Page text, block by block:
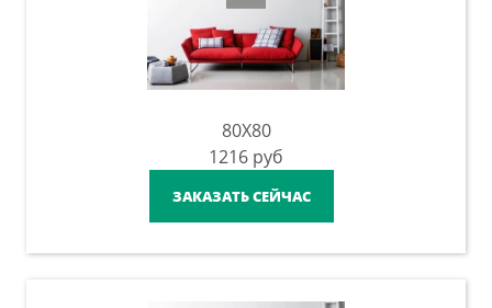
80X80
1216 руб
ЗАКАЗАТЬ СЕЙЧАС